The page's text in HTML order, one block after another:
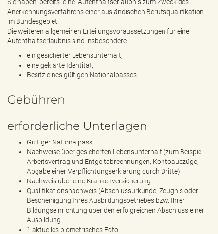
Sie haben bereits eine Aufenthaltserlaubnis zum Zweck des
Anerkennungsverfahrens einer ausländischen Berufsqualifikation
im Bundesgebiet.
Die weiteren allgemeinen Erteilungsvoraussetzungen für eine
Aufenthaltserlaubnis sind insbesondere:
ein gesicherter Lebensunterhalt,
eine geklärte Identität,
Besitz eines gültigen Nationalpasses.
Gebühren
erforderliche Unterlagen
Gültiger Nationalpass
Nachweise über gesicherten Lebensunterhalt (zum Beispiel
Arbeitsvertrag und Entgeltabrechnungen, Kontoauszüge,
Abgabe einer Verpflichtungserklärung durch Dritte)
Nachweis über eine Krankenversicherung
Qualifikationsnachweis (Abschlussurkunde, Zeugnis oder
Bescheinigung Ihres Ausbildungsbetriebes bzw. Ihrer
Bildungseinrichtung über den erfolgreichen Abschluss einer
Ausbildung
1 aktuelles biometrisches Foto